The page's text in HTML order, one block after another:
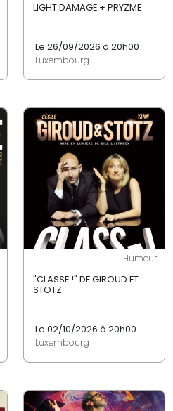
LIGHT DAMAGE + PRYZME
Le 26/09/2026 à 20h00
Luxembourg
Humour
"CLASSE !" DE GIROUD ET
STOTZ
Le 02/10/2026 à 20h00
Luxembourg